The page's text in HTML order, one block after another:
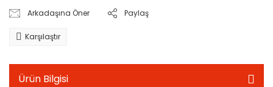
Arkadaşına Öner Paylaş
Karşılaştır
Ürün Bilgisi